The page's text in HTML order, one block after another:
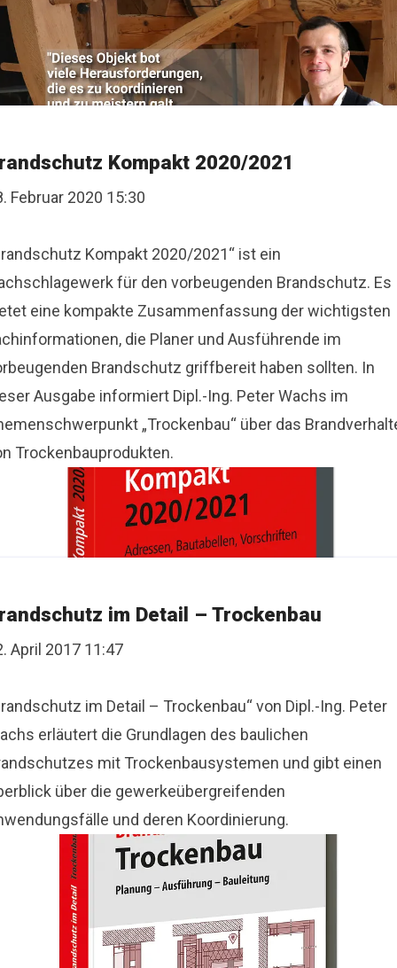
Kompakt 2020/2021
Februar 2020 15:30
Kompakt 2020/2021“ ist ein
für den vorbeugenden Brandschutz. Es
eine kompakte Zusammenfassung der wichtigsten
die Planer und Ausführende im
Brandschutz griffbereit haben sollten. In
Ausgabe informiert Dipl.-Ing. Peter Wachs im
„Trockenbau“ über das
Trockenbauprodukten.
im Detail – Trockenbau
April 2017 11:47
im Detail – Trockenbau“ von Dipl.-Ing. Peter
erläutert die Grundlagen des baulichen
mit Trockenbausystemen und gibt einen
über die gewerkeübergreifenden
und deren Koordinierung.